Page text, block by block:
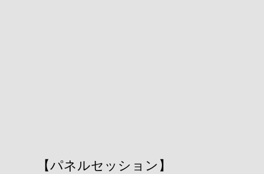
【パネルセッション】